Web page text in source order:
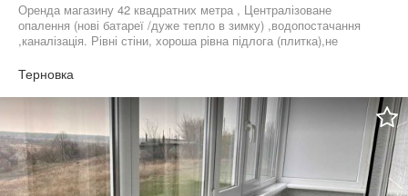
Оренда магазину 42 квадратних метра , Централізоване
опалення (нові батареї /дуже тепло в зимку) ,водопостачання
,каналізація. Рівні стіни, хороша рівна підлога (плитка),не
центральный рынок, магазин Мясорубка( Десь купляється
майже всі мешканці міста), п’ятечок де розвинена торгівля.
Звертайтесь за додаткову інформацію ,за номером телефону
вказаним нижче.
Терновка